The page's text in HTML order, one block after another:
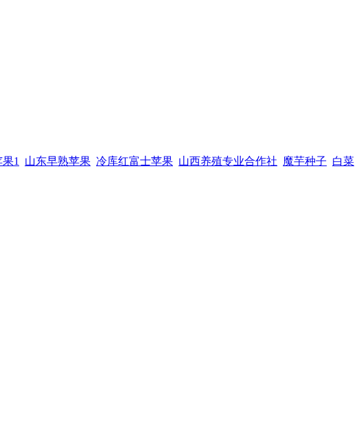
1 山东早熟苹果 冷库红富士苹果 山西养殖专业合作社 魔芋种子 白菜